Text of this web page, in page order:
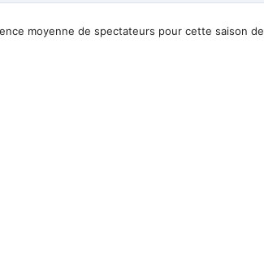
moyenne de spectateurs pour cette saison de